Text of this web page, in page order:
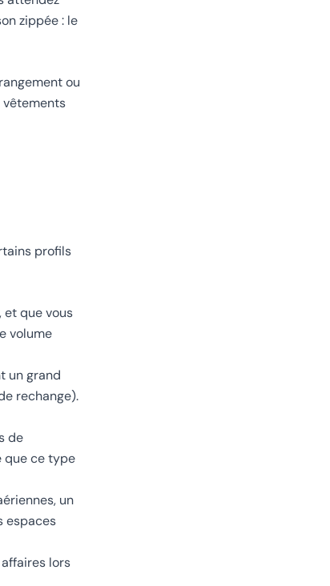
zippée : le
ou
profils
et que vous
volume
un grand
rechange).
de
que ce type
un
espaces
lors